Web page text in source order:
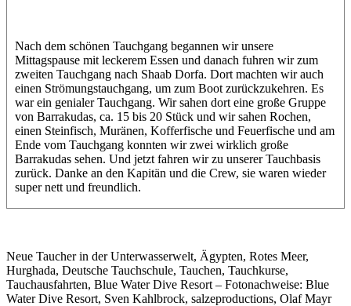
Nach dem schönen Tauchgang begannen wir unsere
Mittagspause mit leckerem Essen und danach fuhren wir zum
zweiten Tauchgang nach Shaab Dorfa. Dort machten wir auch
einen Strömungstauchgang, um zum Boot zurückzukehren. Es
war ein genialer Tauchgang. Wir sahen dort eine große Gruppe
von Barrakudas, ca. 15 bis 20 Stück und wir sahen Rochen,
einen Steinfisch, Muränen, Kofferfische und Feuerfische und am
Ende vom Tauchgang konnten wir zwei wirklich große
Barrakudas sehen. Und jetzt fahren wir zu unserer Tauchbasis
zurück. Danke an den Kapitän und die Crew, sie waren wieder
super nett und freundlich.
Neue Taucher in der Unterwasserwelt, Ägypten, Rotes Meer,
Hurghada, Deutsche Tauchschule, Tauchen, Tauchkurse,
Tauchausfahrten, Blue Water Dive Resort – Fotonachweise: Blue
Water Dive Resort, Sven Kahlbrock, salzeproductions, Olaf Mayr